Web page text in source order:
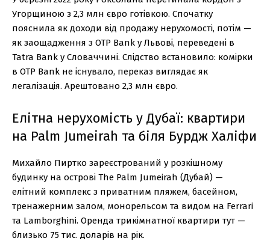
Угорщиною з 2,3 млн євро готівкою. Спочатку
пояснила як доходи від продажу нерухомості, потім —
як заощадження з OTP Bank у Львові, переведені в
Tatra Bank у Словаччині. Слідство встановило: комірки
в OTP Bank не існувало, переказ виглядає як
легалізація. Арештовано 2,3 млн євро.
Елітна нерухомість у Дубаї: квартири
на Palm Jumeirah та біля Бурдж Халіфи
Михайло Пиртко зареєстрований у розкішному
будинку на острові The Palm Jumeirah (Дубай) —
елітний комплекс з приватним пляжем, басейном,
тренажерним залом, монорельсом та видом на Ferrari
та Lamborghini. Оренда трикімнатної квартири тут —
близько 75 тис. доларів на рік.